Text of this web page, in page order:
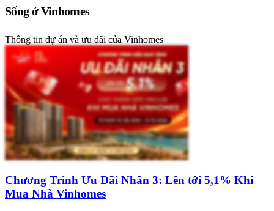
Sống ở Vinhomes
Thông tin dự án và ưu đãi của Vinhomes
Chương Trình Ưu Đãi Nhân 3: Lên tới 5,1% Khi
Mua Nhà Vinhomes